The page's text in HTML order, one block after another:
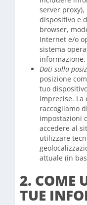
server
dispositivo e
browser,
Internet e/o
sistema
informazione.
Dati sulla
posizione
tuo
imprecise.
raccogliamo
impostazioni
accedere al
utilizzare
attuale (in
2. COME
TUE